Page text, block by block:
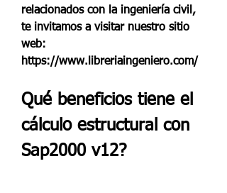
relacionados con la ingeniería civil,
te invitamos a visitar nuestro sitio
web:
https://www.libreriaingeniero.com/
Qué beneficios tiene el
cálculo estructural con
Sap2000 v12?